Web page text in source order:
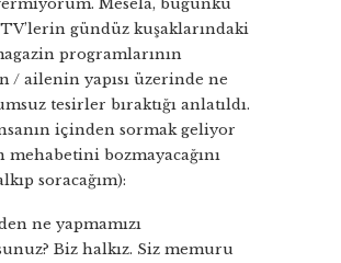
Mesela, bugünkü
gündüz kuşaklarındaki
programlarının
/ ailenin yapısı üzerinde ne
tesirler bıraktığı anlatıldı.
içinden sormak geliyor
mehabetini bozmayacağını
soracağım):
ne yapmamızı
Biz halkız. Siz memuru